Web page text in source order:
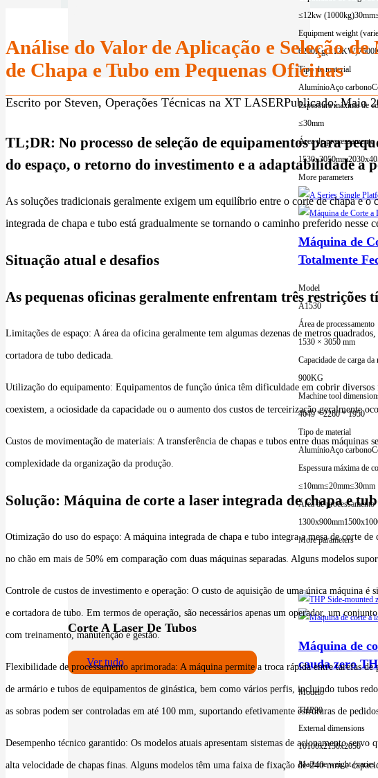
≤12kw (1000kg)30mm
Equipment weight
6200Kg(≤12KW)
Tipo de material
AlumínioAço carbono
Espessura máxima de
≤30mm
Área de processamento
1530x3050mm
More parameters
Máquina de
Totalmente
Model
A1530
Área de processamento
1530 × 3050 mm
Capacidade de carga da
900KG
Machine tool
4649 * 2260 * 1950
Tipo de material
AlumínioAço carbono
Espessura máxima de
≤10mm≤20mm≤30mm
Área de processamento
1300x900mm
More parameters
Corte A Laser De Tubos
Ver tudo
Máquina de
cauda zero
Modelo
THP90
External dimensions
10100x2150x2050
Machine weight
Análise do Valor de Aplicação e Seleção
de Chapa e Tubo em Pequenas Oficinas
Escrito por Steven, Operações Técnicas na XT LASERPublicado: Maio
TL;DR: No processo de seleção de equipamentos para
do espaço, o retorno do investimento e a adaptabilidade a
As soluções tradicionais geralmente exigem um equilíbrio entre o corte de chapa e
integrada de chapa e tubo está gradualmente se tornando o caminho preferido nesse
Situação atual e desafios
As pequenas oficinas geralmente enfrentam três
Limitações de espaço: A área da oficina geralmente tem algumas dezenas de metros
cortadora de tubo dedicada.
Utilização do equipamento: Equipamentos de função única têm dificuldade em cobrir diversos
coexistem, a ociosidade da capacidade ou o aumento dos custos de terceirização geralmente
Custos de movimentação de materiais: A transferência de chapas e tubos entre duas
complexidade da organização da produção.
Solução: Máquina de corte a laser integrada de chapa e
Otimização do uso do espaço: A máquina integrada de chapa e tubo integra a mesa de corte
no chão em mais de 50% em comparação com duas máquinas separadas. Alguns modelos
Controle de custos de investimento e operação: O custo de aquisição de uma única máquina
e cortadora de tubo. Em termos de operação, são necessários apenas um operador, um
com treinamento, manutenção e gestão.
Flexibilidade de processamento aprimorada: A máquina permite a troca rápida entre tarefas
de armário e tubos de equipamentos de ginástica, bem como vários perfis, incluindo tubos
as sobras podem ser controladas em até 100 mm, suportando efetivamente estruturas de
Desempenho técnico garantido: Os modelos atuais apresentam sistemas de acionamento
alta velocidade de chapas finas. Alguns modelos têm uma faixa de fixação de 240 mm e